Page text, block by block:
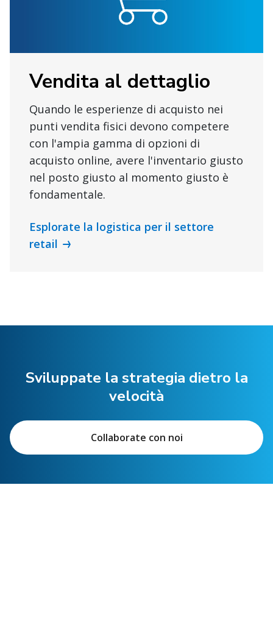
Vendita al dettaglio
Quando le esperienze di acquisto nei
punti vendita fisici devono competere
con l'ampia gamma di opzioni di
acquisto online, avere l'inventario giusto
nel posto giusto al momento giusto è
fondamentale.
Esplorate la logistica per il settore
retail
Sviluppate la strategia dietro la
velocità
Collaborate con noi